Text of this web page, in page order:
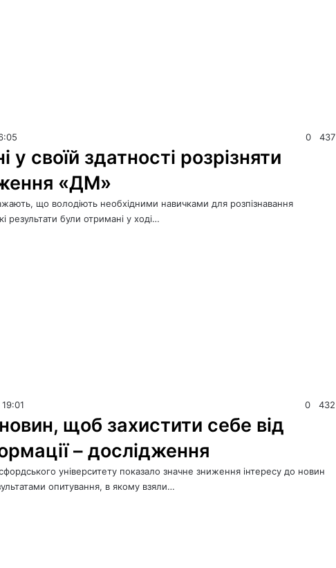
0 437
у своїй здатності розрізняти
«ДМ»
що володіють необхідними навичками для розпізнавання
результати були отримані у ході…
0 432
щоб захистити себе від
– дослідження
університету показало значне зниження інтересу до новин
опитування, в якому взяли…